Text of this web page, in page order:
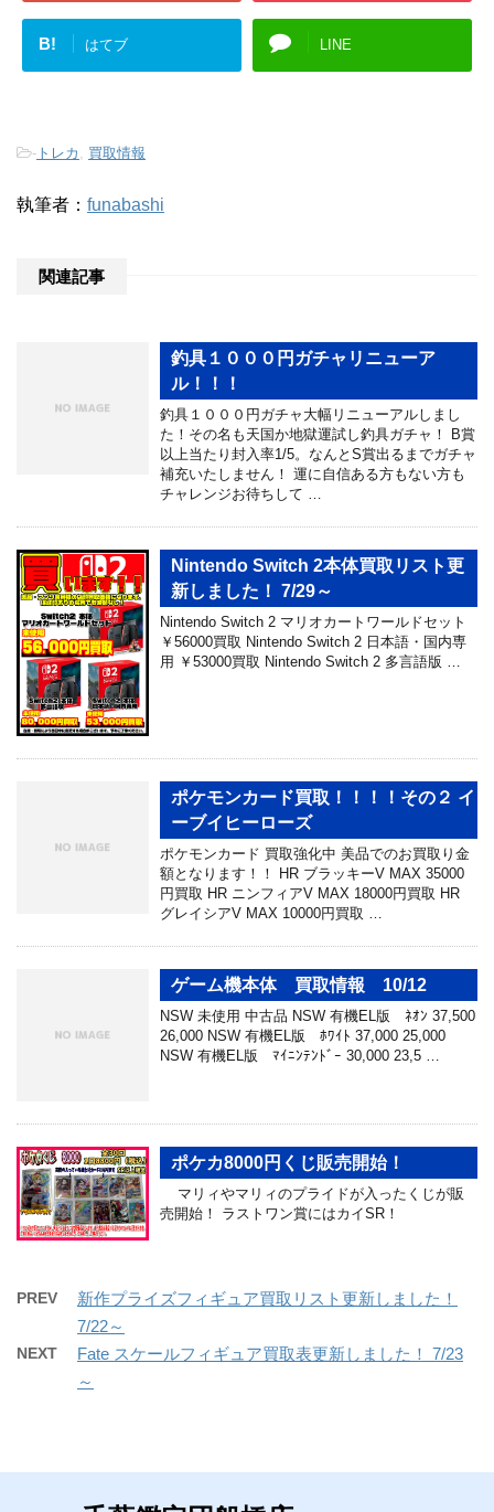
B! はてブ LINE
- トレカ 買取情報
執筆者： funabashi
関連記事
釣具１０００円ガチャリニューア
ル！！！
釣具１０００円ガチャ大幅リニューアルしまし
た！その名も天国か地獄運試し釣具ガチャ！ B賞
以上当たり封入率1/5。なんとS賞出るまでガチャ
補充いたしません！ 運に自信ある方もない方も
チャレンジお待ちして …
Nintendo Switch 2本体買取リスト更
新しました！ 7/29～
Nintendo Switch 2 マリオカートワールドセット
￥56000買取 Nintendo Switch 2 日本語・国内専
用 ￥53000買取 Nintendo Switch 2 多言語版 …
ポケモンカード買取！！！！その２ イ
ーブイヒーローズ
ポケモンカード 買取強化中 美品でのお買取り金
額となります！！ HR ブラッキーV MAX 35000
円買取 HR ニンフィアV MAX 18000円買取 HR
グレイシアV MAX 10000円買取 …
ゲーム機本体 買取情報 10/12
NSW 未使用 中古品 NSW 有機EL版 ﾈｵﾝ 37,500
26,000 NSW 有機EL版 ﾎﾜｲﾄ 37,000 25,000
NSW 有機EL版 ﾏｲﾆﾝﾃﾝﾄﾞｰ 30,000 23,5 …
ポケカ8000円くじ販売開始！
マリィやマリィのプライドが入ったくじが販
売開始！ ラストワン賞にはカイSR！
PREV
新作プライズフィギュア買取リスト更新しました！
7/22～
NEXT
Fate スケールフィギュア買取表更新しました！ 7/23
～